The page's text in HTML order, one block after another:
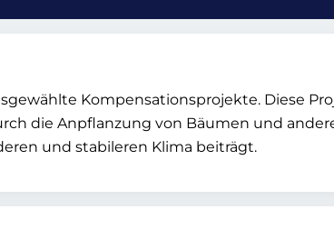
Kompensationsprojekte. Diese
die Anpflanzung von Bäumen und
und stabileren Klima beiträgt.